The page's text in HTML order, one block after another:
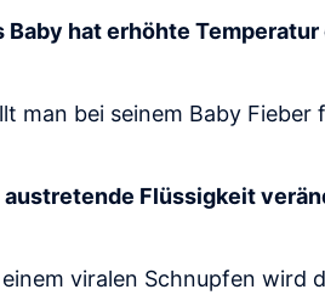
Baby hat erhöhte
man bei seinem Baby
austretende Flüssigkeit
einem viralen Schnupfen wird